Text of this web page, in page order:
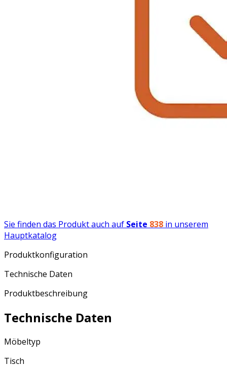
Sie finden das Produkt auch auf Seite 838 in unserem
Hauptkatalog
Produktkonfiguration
Technische Daten
Produktbeschreibung
Technische Daten
Möbeltyp
Tisch